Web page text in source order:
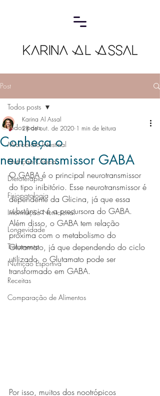
Post
Todos posts
Microbiota Intestinal
Nutrição Clínica
Dietoterapia
Fisiopatologia
Informação Nutricional
Longevidade
Tratamento
Nutrição Esportiva
Receitas
Comparação de Alimentos
Todos posts
Conheça o
neurotransmissor GABA
Karina Al Assal
28 de out. de 2020 1 min de leitura
O GABA é o principal neurotransmissor
do tipo inibitório. Esse neurotransmissor é
dependente da Glicina, já que essa
substância é a precursora do GABA.
Além disso, o GABA tem relação
próxima com o metabolismo do
Glutamato, já que dependendo do ciclo
utilizado, o Glutamato pode ser
transformado em GABA.
Por isso, muitos dos nootrópicos